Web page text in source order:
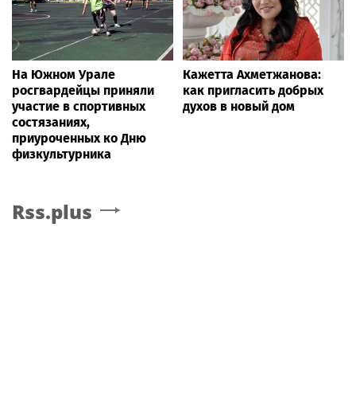
На Южном Урале
росгвардейцы приняли
участие в спортивных
состязаниях,
приуроченных ко Дню
физкультурника
Кажетта Ахметжанова:
как пригласить добрых
духов в новый дом
Rss.plus